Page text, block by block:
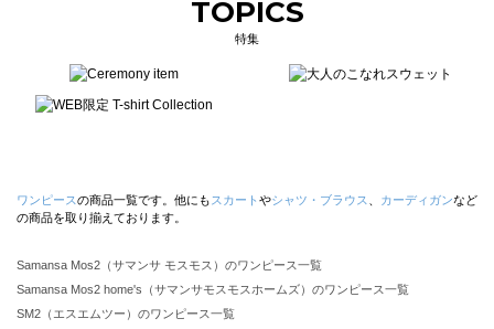
TOPICS
特集
ワンピースの商品一覧です。他にも スカート やシャツ・ブラウス カーディガンなど
の商品を取り揃えております。
Samansa Mos2（サマンサ モスモス）のワンピース一覧
Samansa Mos2 home's（サマンサモスモスホームズ）のワンピース一覧
SM2（エスエムツー）のワンピース一覧